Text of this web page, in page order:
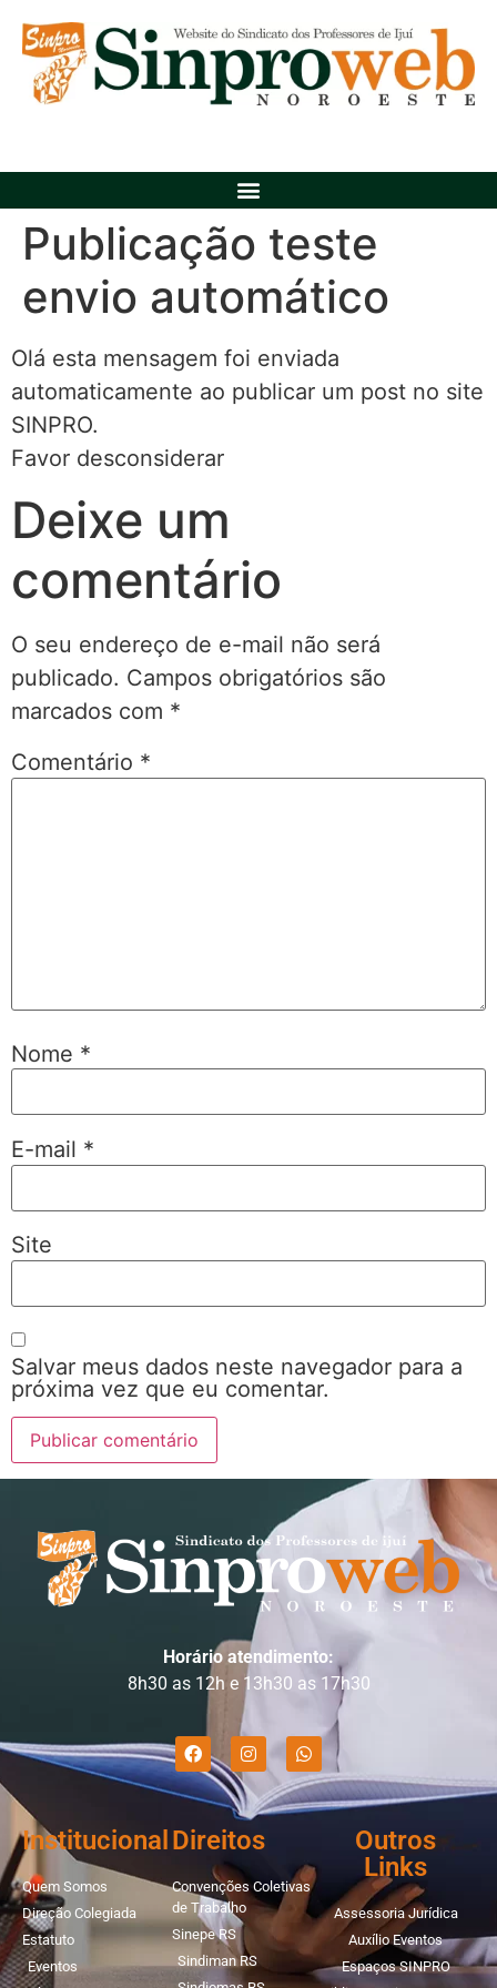
Publicação teste
envio automático
Olá esta mensagem foi enviada
automaticamente ao publicar um post no site
SINPRO.
Favor desconsiderar
Deixe um
comentário
O seu endereço de e-mail não será
publicado. Campos obrigatórios são
marcados com *
Comentário *
Nome *
E-mail *
Site
Salvar meus dados neste navegador para a
próxima vez que eu comentar.
Horário atendimento:
8h30 as 12h e 13h30 as 17h30
Institucional
Quem Somos
Direção Colegiada
Estatuto
Eventos
Direitos
Convenções Coletivas
de Trabalho
Sinepe RS
Sindiman RS
Outros
Links
Assessoria Jurídica
Auxílio Eventos
Espaços SINPRO